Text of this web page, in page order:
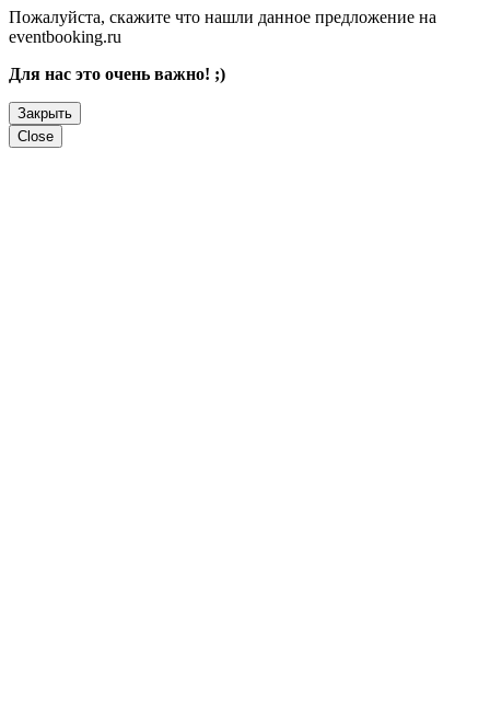
Пожалуйста, скажите что нашли данное предложение на
eventbooking.ru
Для нас это очень важно! ;)
Закрыть
Close